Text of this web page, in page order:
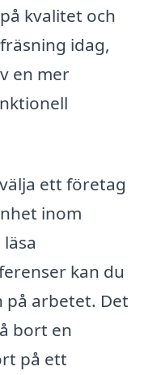
kvalitet och
idag,
en mer
ett företag
inom
kan du
på arbetet. Det
bort en
på ett